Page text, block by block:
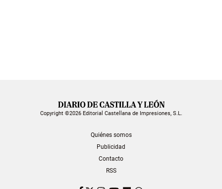
Copyright ©2026 Editorial Castellana de Impresiones, S.L.
Quiénes somos
Publicidad
Contacto
RSS